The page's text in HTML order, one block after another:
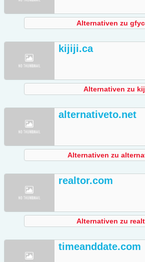
Alternativen zu
kijiji.ca
Alternativen zu
alternativeto.net
Alternativen zu
realtor.com
Alternativen zu
timeanddate.com